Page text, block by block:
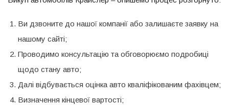
Ви дзвоните до нашої компанії або залишаєте заявку на
нашому сайті;
Проводимо консультацію та обговорюємо подробиці
щодо стану авто;
Далі відбувається оцінка авто кваліфікованим фахівцем;
Визначення кінцевої вартості;